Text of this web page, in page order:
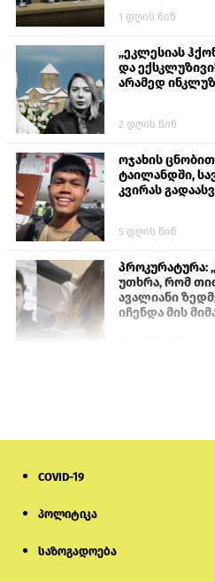
1 დღის წინ
„ეკლესიას
და
არამედ
2 დღის წინ
ოჯახის
ტაილანდში,
კვირას
5 დღის წინ
პროკურატურა:
უთხრა, რომ
ავალიანი
იჩენდა მის
COVID-19
პოლიტიკა
საზოგადოება